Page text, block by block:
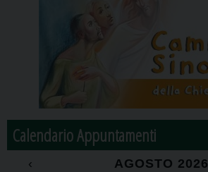
Calendario Appuntamenti
‹ AGOSTO 2026